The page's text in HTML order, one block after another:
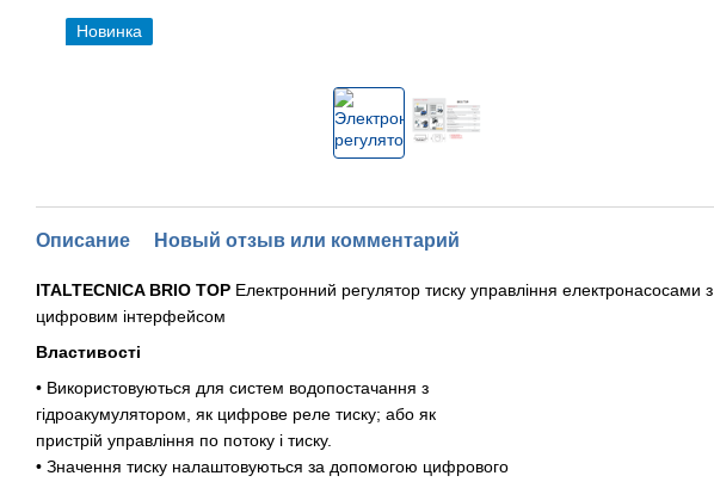
Новинка
Описание Новый отзыв или комментарий
ITALTECNICA BRIO TOP Електронний регулятор тиску управління електронасосами з
цифровим інтерфейсом
Властивості
• Використовуються для систем водопостачання з
гідроакумулятором, як цифрове реле тиску; або як
пристрій управління по потоку і тиску.
• Значення тиску налаштовуються за допомогою цифрового